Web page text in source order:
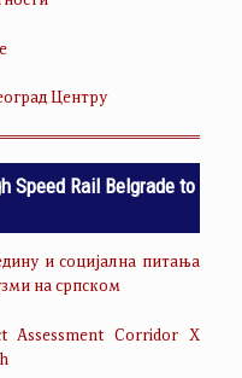
Центру
Rail Belgrade to
и социјална питања
на српском
Assessment Corridor X